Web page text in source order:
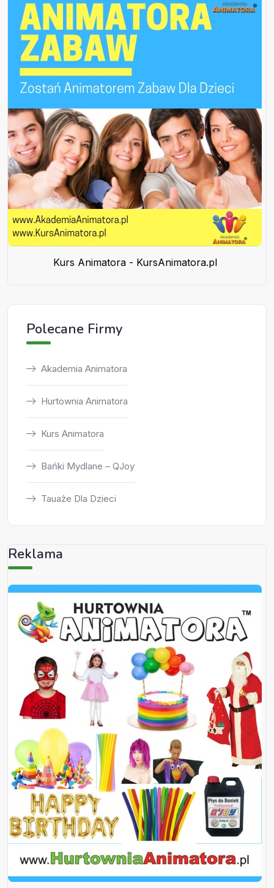
Kurs Animatora - KursAnimatora.pl
Polecane Firmy
Akademia Animatora
Hurtownia Animatora
Kurs Animatora
Bańki Mydlane – QJoy
Tauaże Dla Dzieci
Reklama